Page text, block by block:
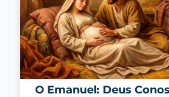
O Emanuel: Deus